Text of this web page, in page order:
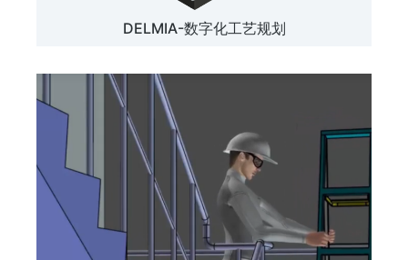
DELMIA-数字化工艺规划